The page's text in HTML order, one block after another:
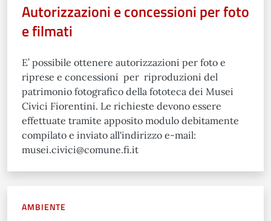
Autorizzazioni e concessioni per foto
e filmati
E’ possibile ottenere autorizzazioni per foto e
riprese e concessioni per riproduzioni del
patrimonio fotografico della fototeca dei Musei
Civici Fiorentini. Le richieste devono essere
effettuate tramite apposito modulo debitamente
compilato e inviato all'indirizzo e-mail:
musei.civici@comune.fi.it
AMBIENTE